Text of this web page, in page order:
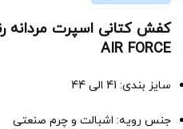
AIR FORCE
سایز بندی: 41 الی 44
جنس رویه: اشبالت و چرم صنعتی